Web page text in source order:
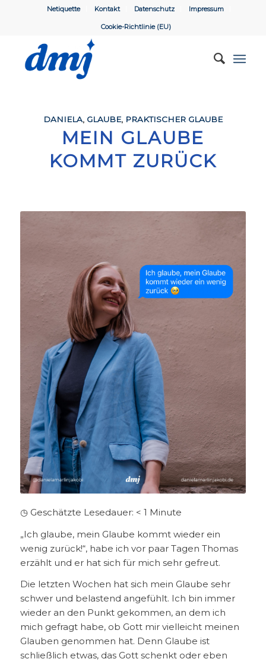
Netiquette Kontakt Datenschutz Impressum
Cookie-Richtlinie (EU)
DANIELA, GLAUBE, PRAKTISCHER GLAUBE
MEIN GLAUBE
KOMMT ZURÜCK
◷ Geschätzte Lesedauer: < 1 Minute
„Ich glaube, mein Glaube kommt wieder ein
wenig zurück!“, habe ich vor paar Tagen Thomas
erzählt und er hat sich für mich sehr gefreut.
Die letzten Wochen hat sich mein Glaube sehr
schwer und belastend angefühlt. Ich bin immer
wieder an den Punkt gekommen, an dem ich
mich gefragt habe, ob Gott mir vielleicht meinen
Glauben genommen hat. Denn Glaube ist
schließlich etwas, das Gott schenkt oder eben